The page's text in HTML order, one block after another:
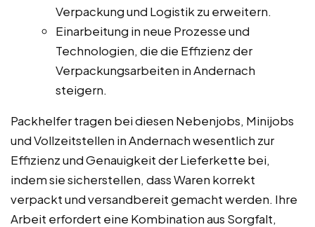
Verpackung und Logistik zu erweitern.
Einarbeitung in neue Prozesse und
Technologien, die die Effizienz der
Verpackungsarbeiten in Andernach
steigern.
Packhelfer tragen bei diesen Nebenjobs, Minijobs
und Vollzeitstellen in Andernach wesentlich zur
Effizienz und Genauigkeit der Lieferkette bei,
indem sie sicherstellen, dass Waren korrekt
verpackt und versandbereit gemacht werden. Ihre
Arbeit erfordert eine Kombination aus Sorgfalt,